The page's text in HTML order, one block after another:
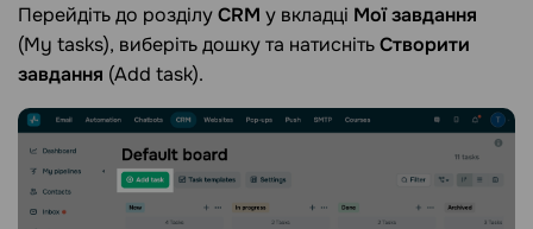
Перейдіть до розділуСRM у вкладці Мої завдання
(My tasks), виберіть дошку та натиснітьСтворити
завдання (Add task).